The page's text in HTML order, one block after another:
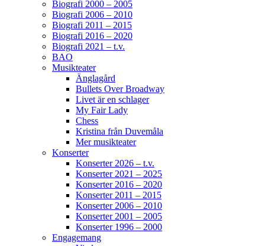
Biografi 2000 – 2005
Biografi 2006 – 2010
Biografi 2011 – 2015
Biografi 2016 – 2020
Biografi 2021 – t.v.
BAO
Musikteater
Änglagård
Bullets Over Broadway
Livet är en schlager
My Fair Lady
Chess
Kristina från Duvemåla
Mer musikteater
Konserter
Konserter 2026 – t.v.
Konserter 2021 – 2025
Konserter 2016 – 2020
Konserter 2011 – 2015
Konserter 2006 – 2010
Konserter 2001 – 2005
Konserter 1996 – 2000
Engagemang